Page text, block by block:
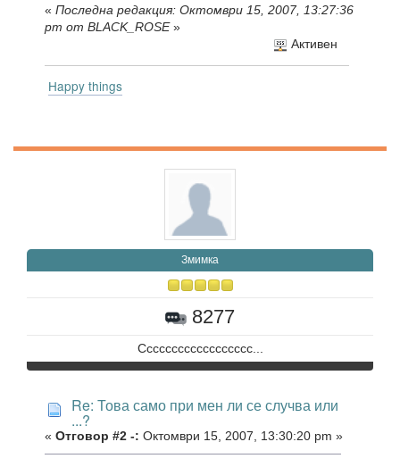
« Последна редакция: Октомври 15, 2007, 13:27:36
pm от BLACK_ROSE»
Активен
Happy things
Змимка
8277
Сссссссссссссссссс...
Re: Това само при мен ли се случва или
...?
« Отговор #2 -: Октомври 15, 2007, 13:30:20 pm »